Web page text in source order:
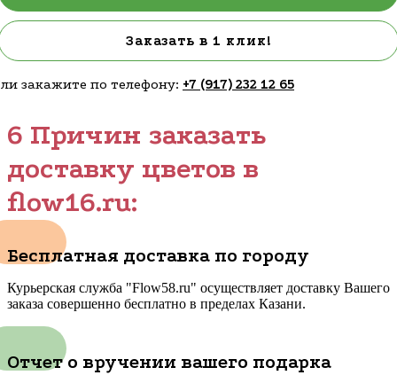
Заказать в 1 клик!
закажите по телефону: +7 (917) 232 12 65
6 Причин заказать
доставку цветов в
flow16.ru:
Бесплатная доставка по городу
Курьерская служба "Flow58.ru" осуществляет доставку Вашего
заказа совершенно бесплатно в пределах Казани.
Отчет о вручении вашего подарка